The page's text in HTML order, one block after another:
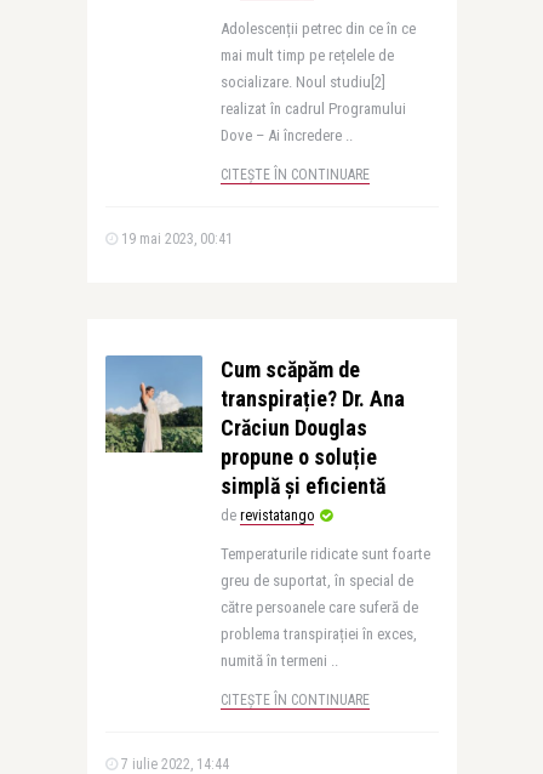
Adolescenții petrec din ce în ce
mai mult timp pe rețelele de
socializare. Noul studiu[2]
realizat în cadrul Programului
Dove – Ai încredere ..
CITEȘTE ÎN CONTINUARE
19 mai 2023, 00:41
Cum scăpăm de
transpirație? Dr. Ana
Crăciun Douglas
propune o soluție
simplă și eficientă
de revistatango
Temperaturile ridicate sunt foarte
greu de suportat, în special de
către persoanele care suferă de
problema transpirației în exces,
numită în termeni ..
CITEȘTE ÎN CONTINUARE
7 iulie 2022, 14:44